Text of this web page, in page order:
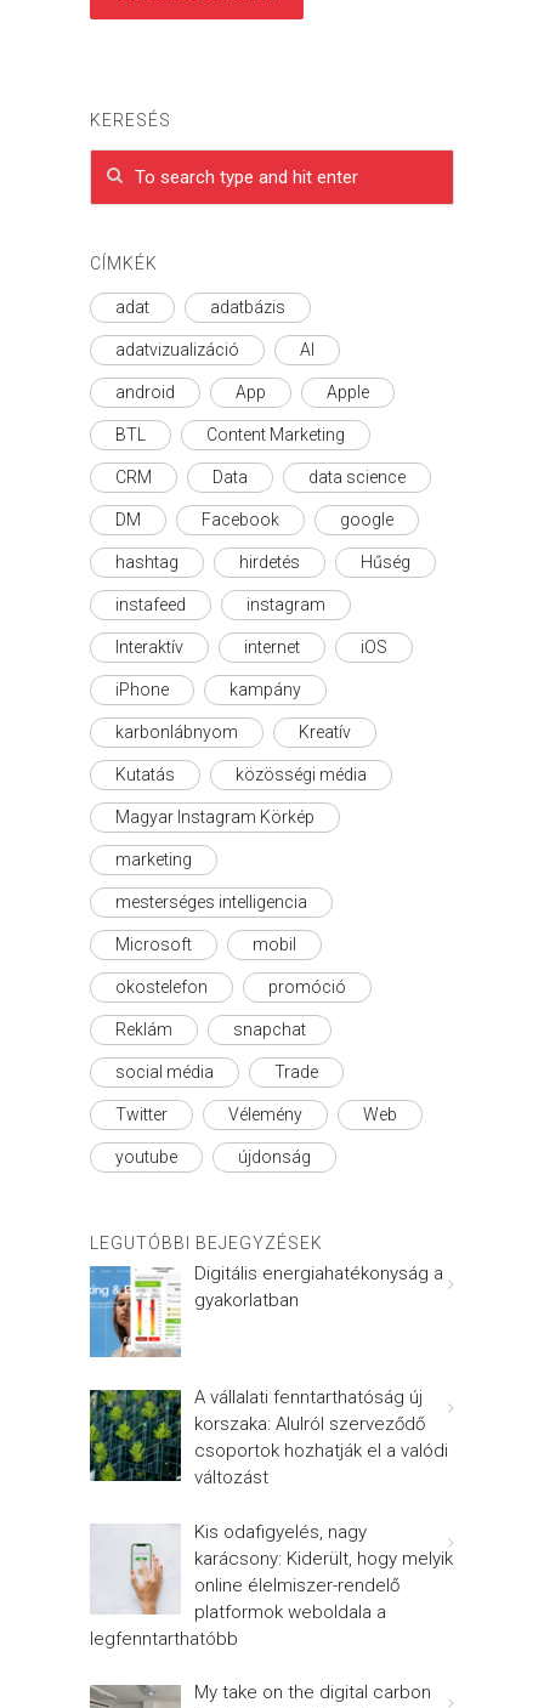
KERESÉS
CÍMKÉK
adat adatbázis
adatvizualizáció AI
android App Apple
BTL Content Marketing
CRM Data data science
DM Facebook google
hashtag hirdetés Hűség
instafeed instagram
Interaktív internet iOS
iPhone kampány
karbonlábnyom Kreatív
Kutatás közösségi média
Magyar Instagram Körkép
marketing
mesterséges intelligencia
Microsoft mobil
okostelefon promóció
Reklám snapchat
social média Trade
Twitter Vélemény Web
youtube újdonság
LEGUTÓBBI BEJEGYZÉSEK
Digitális energiahatékonyság a
gyakorlatban
A vállalati fenntarthatóság új
korszaka: Alulról szerveződő
csoportok hozhatják el a valódi
változást
Kis odafigyelés, nagy
karácsony: Kiderült, hogy melyik
online élelmiszer-rendelő
platformok weboldala a
legfenntarthatóbb
My take on the digital carbon